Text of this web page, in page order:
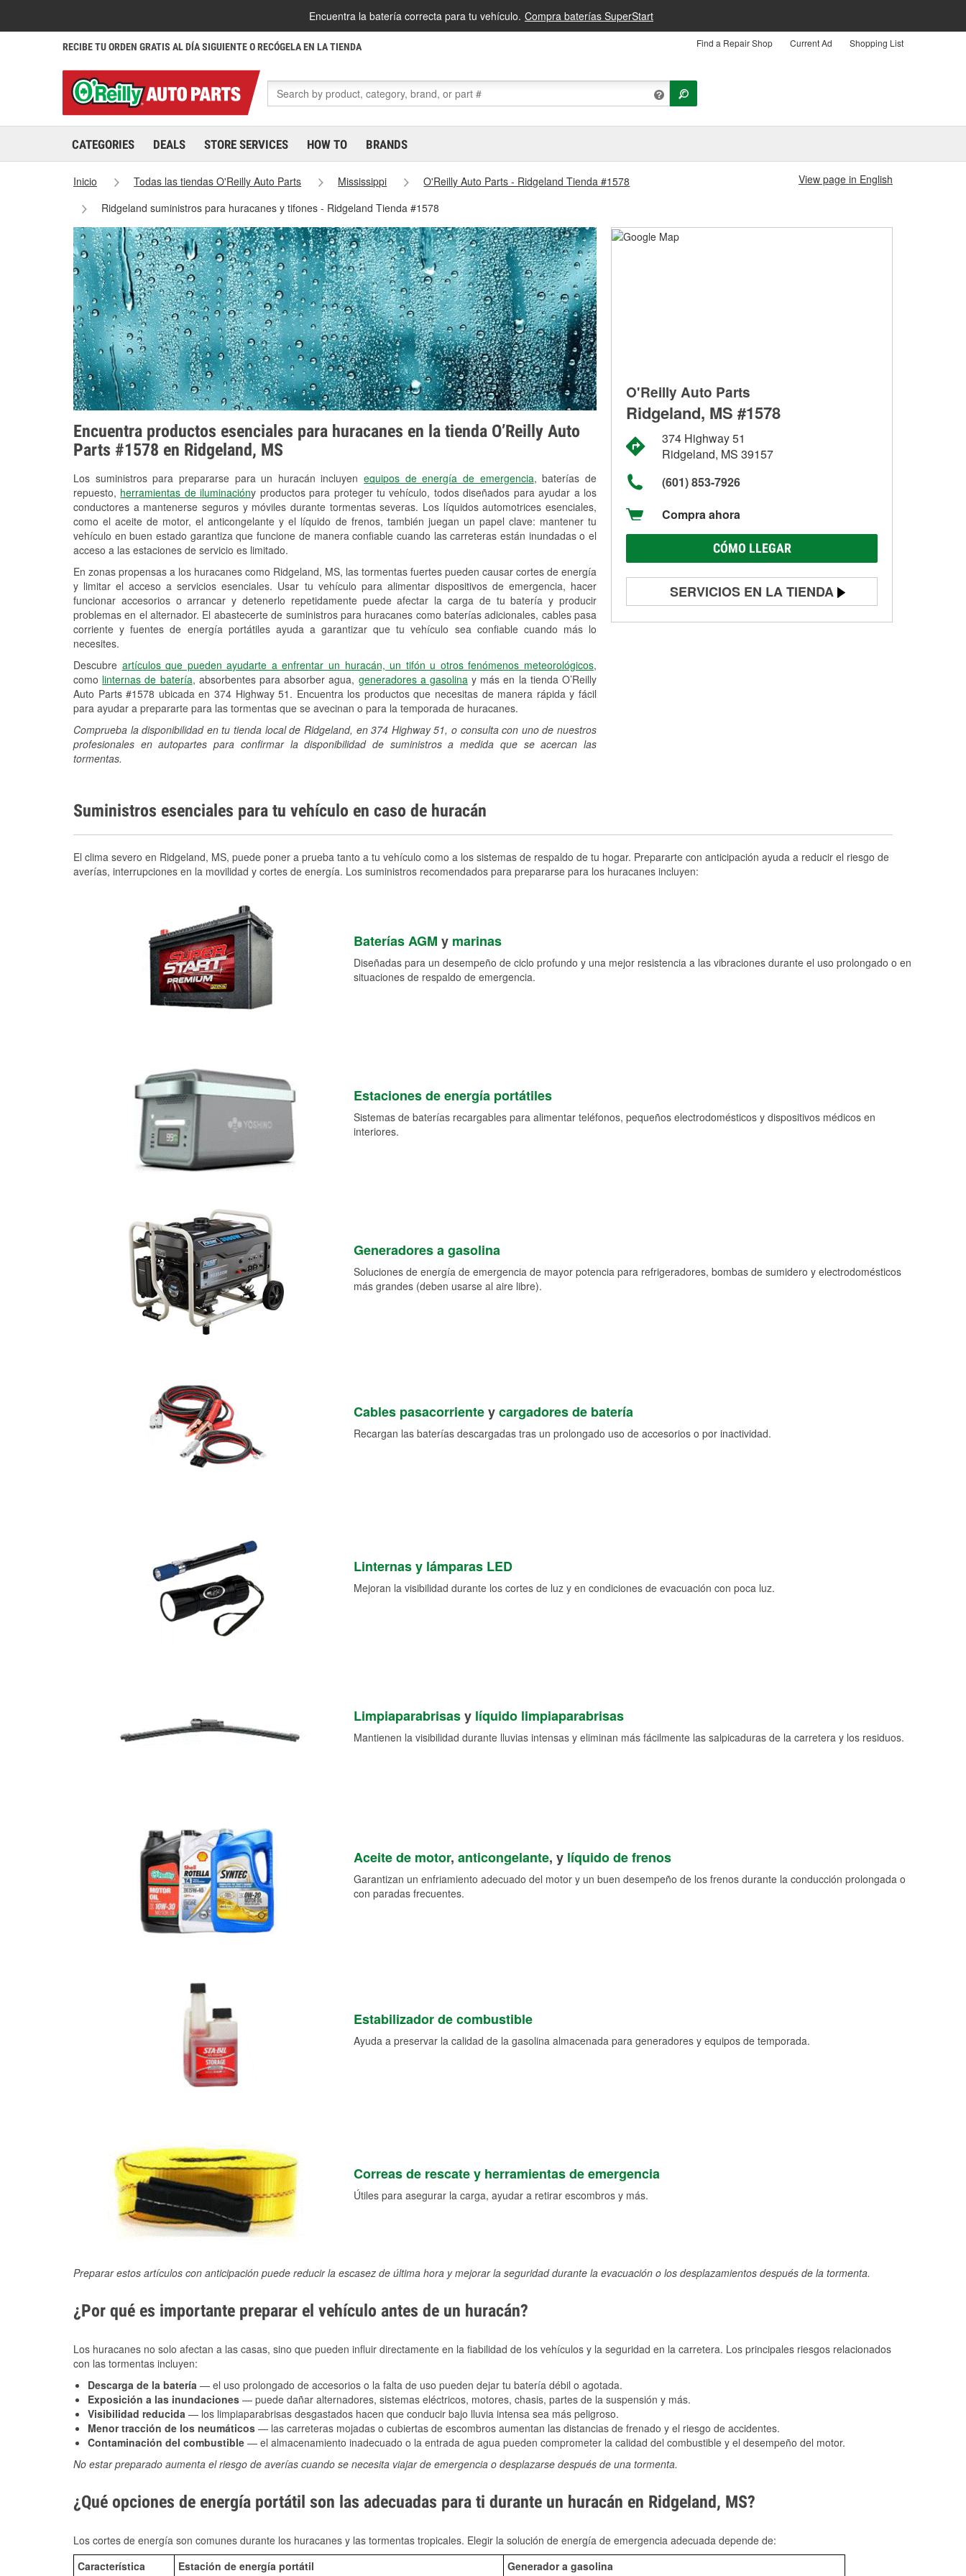
Encuentra la batería correcta para tu vehículo. Compra baterías SuperStart
RECIBE TU ORDEN GRATIS AL DÍA SIGUIENTE O RECÓGELA EN LA TIENDA Find a Repair Shop Current Ad Shopping List
CATEGORIES DEALS STORE SERVICES HOW TO BRANDS
Inicio Todas las tiendas O'Reilly Auto Parts Mississippi
O'Reilly Auto Parts - Ridgeland Tienda #1578
Ridgeland suministros para huracanes y tifones - Ridgeland Tienda #1578
View page in English
Encuentra productos esenciales para huracanes en la tienda O’Reilly Auto
Parts #1578 en Ridgeland, MS
Los suministros para prepararse para un huracán incluyenequipos de energía de emergencia, baterías de
repuesto, herramientas de iluminacióny productos para proteger tu vehículo, todos diseñados para ayudar a los
conductores a mantenerse seguros y móviles durante tormentas severas. Los líquidos automotrices esenciales,
como el aceite de motor, el anticongelante y el líquido de frenos, también juegan un papel clave: mantener tu
vehículo en buen estado garantiza que funcione de manera confiable cuando las carreteras están inundadas o el
acceso a las estaciones de servicio es limitado.
En zonas propensas a los huracanes como Ridgeland, MS, las tormentas fuertes pueden causar cortes de energía
y limitar el acceso a servicios esenciales. Usar tu vehículo para alimentar dispositivos de emergencia, hacer
funcionar accesorios o arrancar y detenerlo repetidamente puede afectar la carga de tu batería y producir
problemas en el alternador. El abastecerte de suministros para huracanes como baterías adicionales, cables pasa
corriente y fuentes de energía portátiles ayuda a garantizar que tu vehículo sea confiable cuando más lo
necesites.
Descubre artículos que pueden ayudarte a enfrentar un huracán, un tifón u otros fenómenos meteorológicos,
como linternas de batería, absorbentes para absorber agua, generadores a gasolinay más en la tienda O’Reilly
Auto Parts #1578 ubicada en 374 Highway 51. Encuentra los productos que necesitas de manera rápida y fácil
para ayudar a prepararte para las tormentas que se avecinan o para la temporada de huracanes.
Comprueba la disponibilidad en tu tienda local de Ridgeland, en 374 Highway 51, o consulta con uno de nuestros
profesionales en autopartes para confirmar la disponibilidad de suministros a medida que se acercan las
tormentas.
O'Reilly Auto Parts
Ridgeland, MS #1578
374 Highway 51
Ridgeland, MS 39157
(601) 853-7926
Compra ahora
CÓMO LLEGAR
SERVICIOS EN LA TIENDA
Prueba de batería
Suministros esenciales para tu vehículo en caso de huracán
El clima severo en Ridgeland, MS, puede poner a prueba tanto a tu vehículo como a los sistemas de respaldo de tu hogar. Prepararte con anticipación ayuda a reducir el riesgo de
averías, interrupciones en la movilidad y cortes de energía. Los suministros recomendados para prepararse para los huracanes incluyen:
Baterías AGM y marinas
Diseñadas para un desempeño de ciclo profundo y una mejor resistencia a las vibraciones durante el uso prolongado o en
situaciones de respaldo de emergencia.
Estaciones de energía portátiles
Sistemas de baterías recargables para alimentar teléfonos, pequeños electrodomésticos y dispositivos médicos en
interiores.
Generadores a gasolina
Soluciones de energía de emergencia de mayor potencia para refrigeradores, bombas de sumidero y electrodomésticos
más grandes (deben usarse al aire libre).
Cables pasacorrienteycargadores de batería
Recargan las baterías descargadas tras un prolongado uso de accesorios o por inactividad.
Linternas y lámparas LED
Mejoran la visibilidad durante los cortes de luz y en condiciones de evacuación con poca luz.
Limpiaparabrisasy líquido limpiaparabrisas
Mantienen la visibilidad durante lluvias intensas y eliminan más fácilmente las salpicaduras de la carretera y los residuos.
Aceite de motor, anticongelante, y líquido de frenos
Garantizan un enfriamiento adecuado del motor y un buen desempeño de los frenos durante la conducción prolongada o
con paradas frecuentes.
Estabilizador de combustible
Ayuda a preservar la calidad de la gasolina almacenada para generadores y equipos de temporada.
Correas de rescate y herramientas de emergencia
Útiles para asegurar la carga, ayudar a retirar escombros y más.
Preparar estos artículos con anticipación puede reducir la escasez de última hora y mejorar la seguridad durante la evacuación o los desplazamientos después de la tormenta.
¿Por qué es importante preparar el vehículo antes de un huracán?
Los huracanes no solo afectan a las casas, sino que pueden influir directamente en la fiabilidad de los vehículos y la seguridad en la carretera. Los principales riesgos relacionados
con las tormentas incluyen:
Descarga de la batería — el uso prolongado de accesorios o la falta de uso pueden dejar tu batería débil o agotada.
Exposición a las inundaciones — puede dañar alternadores, sistemas eléctricos, motores, chasis, partes de la suspensión y más.
Visibilidad reducida — los limpiaparabrisas desgastados hacen que conducir bajo lluvia intensa sea más peligroso.
Menor tracción de los neumáticos — las carreteras mojadas o cubiertas de escombros aumentan las distancias de frenado y el riesgo de accidentes.
Contaminación del combustible — el almacenamiento inadecuado o la entrada de agua pueden comprometer la calidad del combustible y el desempeño del motor.
No estar preparado aumenta el riesgo de averías cuando se necesita viajar de emergencia o desplazarse después de una tormenta.
¿Qué opciones de energía portátil son las adecuadas para ti durante un huracán en Ridgeland, MS?
Los cortes de energía son comunes durante los huracanes y las tormentas tropicales. Elegir la solución de energía de emergencia adecuada depende de:
Característica
Estación de energía portátil Generador a gasolina